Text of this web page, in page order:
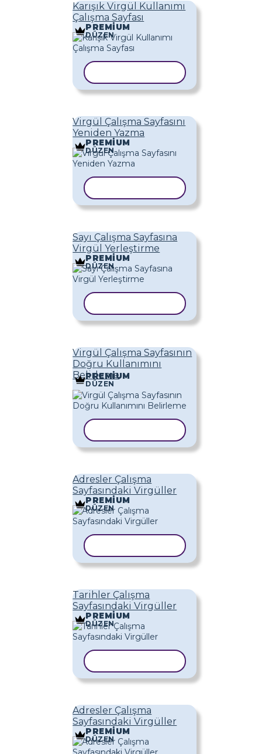
Karışık Virgül Kullanımı
Çalışma Sayfası
PREMIUM
DÜZEN
Virgül Çalışma Sayfasını
Yeniden Yazma
PREMIUM
DÜZEN
Sayı Çalışma Sayfasına
Virgül Yerleştirme
PREMIUM
DÜZEN
Virgül Çalışma Sayfasının
Doğru Kullanımını
Belirleme
PREMIUM
DÜZEN
Adresler Çalışma
Sayfasındaki Virgüller
PREMIUM
DÜZEN
Tarihler Çalışma
Sayfasındaki Virgüller
PREMIUM
DÜZEN
Adresler Çalışma
Sayfasındaki Virgüller
PREMIUM
DÜZEN